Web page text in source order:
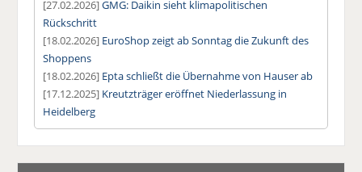
[27.02.2026]GMG: Daikin sieht klimapolitischen
Rückschritt
[18.02.2026] EuroShop zeigt ab Sonntag die Zukunft des
Shoppens
[18.02.2026] Epta schließt die Übernahme von Hauser ab
[17.12.2025] Kreutzträger eröffnet Niederlassung in
Heidelberg